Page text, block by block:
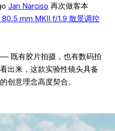
Jan Narciso 再次做客本
mm MKII f/1.9 散景调控
既有胶片拍摄，也有数码拍
出来，这款实验性镜头具备
创意理念高度契合。